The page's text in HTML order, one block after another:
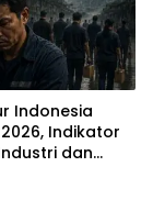
Indonesia
Indikator
dan